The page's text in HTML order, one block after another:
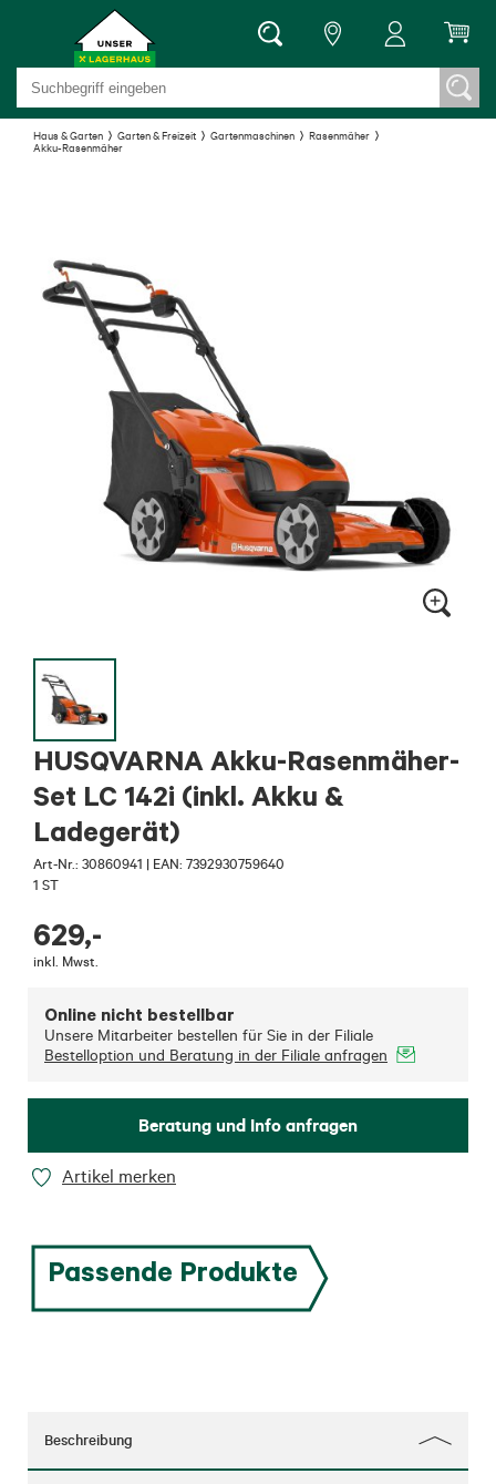
Haus & Garten Garten & Freizeit Gartenmaschinen
Rasenmäher
Akku-Rasenmäher
HUSQVARNA Akku-Rasenmäher-
Set LC 142i (inkl. Akku &
Ladegerät)
Art-Nr.: 30860941 | EAN: 7392930759640
1 ST
629,-
inkl. Mwst.
Online nicht bestellbar
Unsere Mitarbeiter bestellen für Sie in der Filiale
Bestelloption und Beratung in der Filiale anfragen
Beratung und Info anfragen
Artikel merken
Passende Produkte
Beschreibung